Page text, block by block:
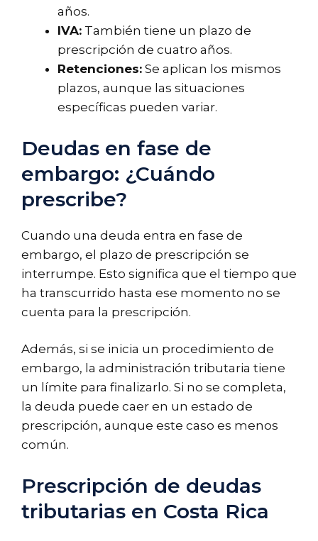
años.
IVA: También tiene un plazo de
prescripción de cuatro años.
Retenciones: Se aplican los mismos
plazos, aunque las situaciones
específicas pueden variar.
Deudas en fase de
embargo: ¿Cuándo
prescribe?
Cuando una deuda entra en fase de
embargo, el plazo de prescripción se
interrumpe. Esto significa que el tiempo que
ha transcurrido hasta ese momento no se
cuenta para la prescripción.
Además, si se inicia un procedimiento de
embargo, la administración tributaria tiene
un límite para finalizarlo. Si no se completa,
la deuda puede caer en un estado de
prescripción, aunque este caso es menos
común.
Prescripción de deudas
tributarias en Costa Rica